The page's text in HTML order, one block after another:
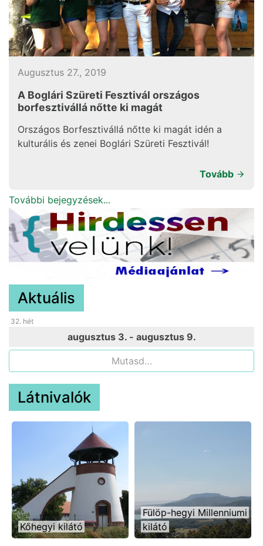
Augusztus 27., 2019
A Boglári Szüreti Fesztivál országos
borfesztivállá nőtte ki magát
Országos Borfesztivállá nőtte ki magát idén a
kulturális és zenei Boglári Szüreti Fesztivál!
Tovább
További bejegyzések...
Aktuális
32. hét
augusztus 3. - augusztus 9.
Mutasd…
Látnivalók
Kőhegyi kilátó
Fülöp-hegyi Millenniumi
kilátó